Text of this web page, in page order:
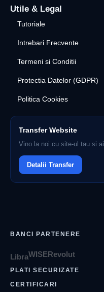
Utile & Legal
Tutoriale
Intrebari Frecvente
Termeni si Conditii
Protectia Datelor (GDPR)
Politica Cookies
Transfer Website
Vino la noi cu site-ul tau si ai
Detalii Transfer
BANCI PARTENERE
LibraWISERevolut
PLATI SECURIZATE
CERTIFICARI